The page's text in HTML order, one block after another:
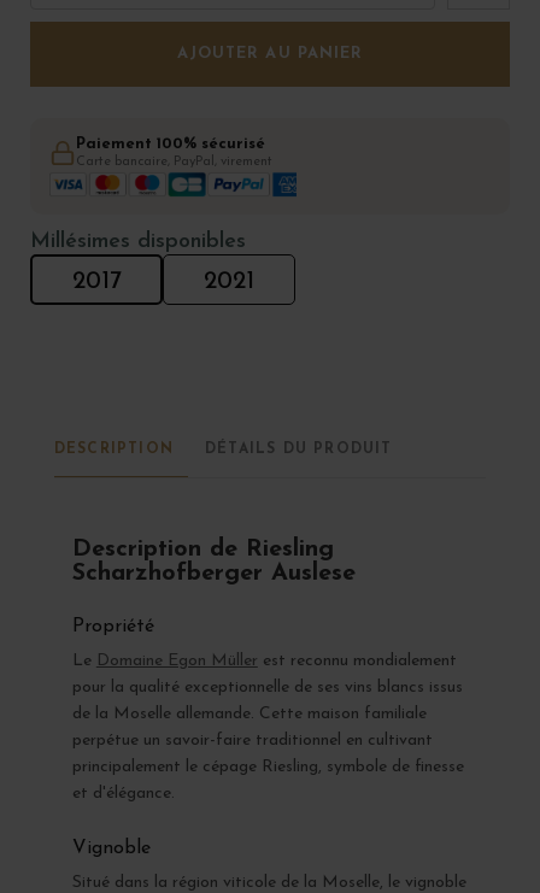
AJOUTER AU PANIER
Paiement 100% sécurisé
Carte bancaire, PayPal, virement
Millésimes disponibles
2017 2021
DESCRIPTION DÉTAILS DU PRODUIT
Description de Riesling
Scharzhofberger Auslese
Propriété
Le Domaine Egon Müller est reconnu mondialement
pour la qualité exceptionnelle de ses vins blancs issus
de la Moselle allemande. Cette maison familiale
perpétue un savoir-faire traditionnel en cultivant
principalement le cépage Riesling, symbole de finesse
et d'élégance.
Vignoble
Situé dans la région viticole de la Moselle, le vignoble